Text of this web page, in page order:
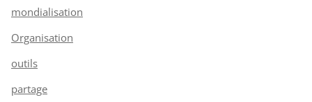
mondialisation
Organisation
outils
partage